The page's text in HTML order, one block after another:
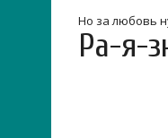
Но за любовь
Ра-я-